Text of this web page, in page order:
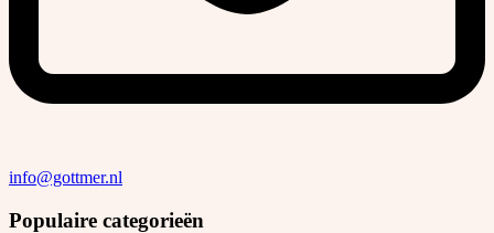
info@gottmer.nl
Populaire categorieën